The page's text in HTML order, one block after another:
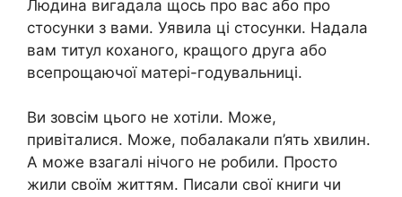
Людина вигадала щось про вас або про
стосунки з вами. Уявила ці стосунки. Надала
вам титул коханого, кращого друга або
всепрощаючої матері-годувальниці.
Ви зовсім цього не хотіли. Може,
привіталися. Може, побалакали п’ять хвилин.
А може взагалі нічого не робили. Просто
жили своїм життям. Писали свої книги чи